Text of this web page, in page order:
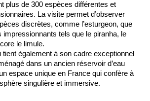
plus de 300 espèces différentes et
La visite permet d’observer
discrètes, comme l’esturgeon, que
impressionnants tels que le piranha, le
le limule.
tient également à son cadre exceptionnel
dans un ancien réservoir d’eau
espace unique en France qui confère à
singulière et immersive.